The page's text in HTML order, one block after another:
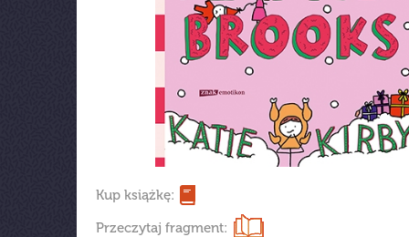
Kup książkę:
Przeczytaj fragment: